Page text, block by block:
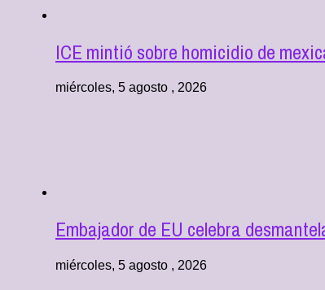
ICE mintió sobre homicidio de
miércoles, 5 agosto , 2026
Embajador de EU celebra
miércoles, 5 agosto , 2026